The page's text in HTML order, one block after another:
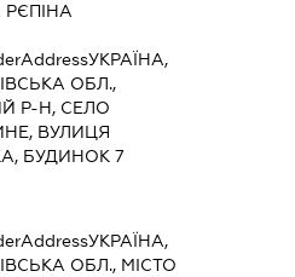
УКРАЇНА,
ОБЛ.,
Р-Н, СЕЛО
ВУЛИЦЯ
БУДИНОК 7
УКРАЇНА,
ОБЛ., МІСТО